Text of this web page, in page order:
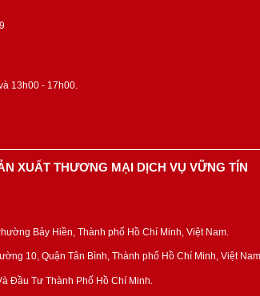
13h00 - 17h00.
XUẤT THƯƠNG MẠI DỊCH VỤ VỮNG TÍN
Bảy Hiền, Thành phố Hồ Chí Minh, Việt Nam.
10, Quận Tân Bình, Thành phố Hồ Chí Minh, Việt
Đầu Tư Thành Phố Hồ Chí Minh.